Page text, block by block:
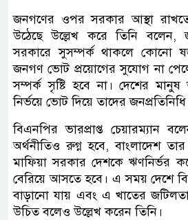
জনগণের ওপর সরকার আস্থা
উঠেছে উল্লেখ করে তিনি বলেন,
সরকারে সুসম্পর্ক থাকলে কোনো
জনগণ ভোট প্রয়োগের সুযোগ না পেলে
সম্পর্ক সৃষ্টি হবে না। দেশের
নির্ভয়ে ভোট দিয়ে তাদের
বিএনপির ভারপ্রাপ্ত চেয়ারম্যান
অর্থনীতিও রুগ্ন হবে, বাংলাদেশ
মাফিয়া সরকার দেশকে ঋণনির্ভর
বেরিয়ে আসতে হবে। এ সময় দেশে
বাড়ানো যায় এবং এ খাতের
উচিত বলেও উল্লেখ করেন তিনি।